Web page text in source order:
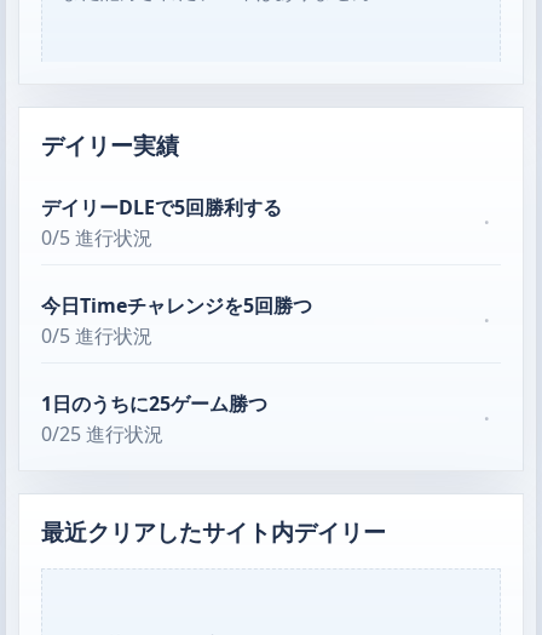
デイリー実績
デイリーDLEで5回勝利する
0/5 進行状況
·
今日Timeチャレンジを5回勝つ
0/5 進行状況
·
1日のうちに25ゲーム勝つ
0/25 進行状況
·
最近クリアしたサイト内デイリー